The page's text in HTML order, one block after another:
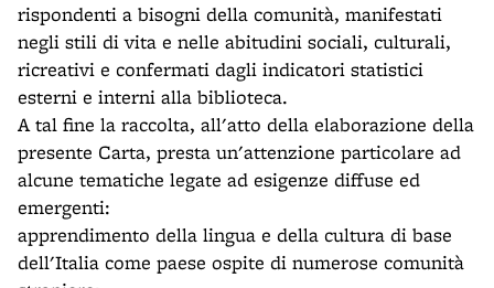
rispondenti a bisogni della comunità, manifestati
negli stili di vita e nelle abitudini sociali, culturali,
ricreativi e confermati dagli indicatori statistici
esterni e interni alla biblioteca.
A tal fine la raccolta, all'atto della elaborazione della
presente Carta, presta un'attenzione particolare ad
alcune tematiche legate ad esigenze diffuse ed
emergenti:
apprendimento della lingua e della cultura di base
dell'Italia come paese ospite di numerose comunità